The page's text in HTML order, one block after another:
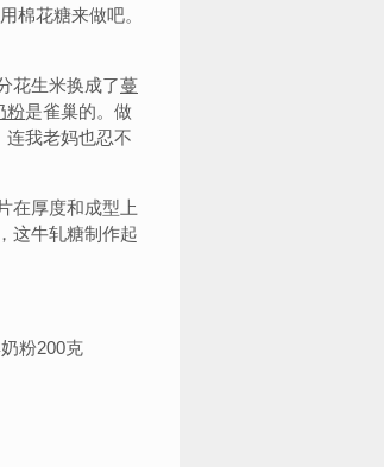
棉花糖来做吧。
花生米换成了蔓
粉是雀巢的。做
连我老妈也忍不
在厚度和成型上
这牛轧糖制作起
粉200克